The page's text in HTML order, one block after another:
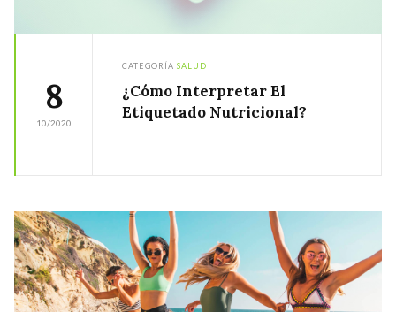
8
10/2020
CATEGORÍASALUD
¿Cómo Interpretar El
Etiquetado Nutricional?